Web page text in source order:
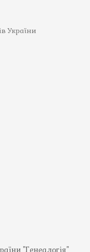
України
"Генеалогія"